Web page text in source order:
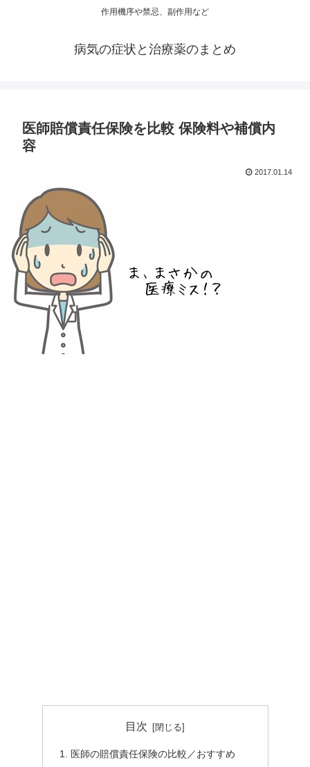
作用機序や禁忌、副作用など
病気の症状と治療薬のまとめ
医師賠償責任保険を比較 保険料や補償内
容
2017.01.14
目次
医師の賠償責任保険の比較／おすすめ